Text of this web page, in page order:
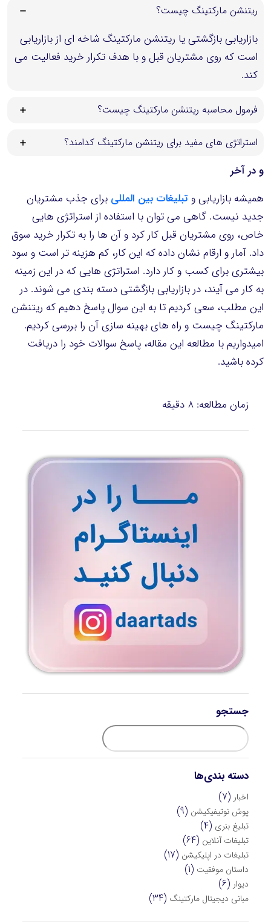
ریتنشن مارکتینگ چیست؟
بازاریابی بازگشتی یا ریتنشن مارکتینگ شاخه ای از بازاریابی
است که روی مشتریان قبل و با هدف تکرار خرید فعالیت می
کند.
فرمول محاسبه ریتنشن مارکتینگ چیست؟
استراتژی های مفید برای ریتنشن مارکتینگ کدامند؟
و در آخر
همیشه بازاریابی و تبلیغات بین المللی برای جذب مشتریان
جدید نیست. گاهی می توان با استفاده از استراتژی هایی
خاص، روی مشتریان قبل کار کرد و آن ها را به تکرار خرید سوق
داد. آمار و ارقام نشان داده که این کار، کم هزینه تر است و سود
بیشتری برای کسب و کار دارد. استراتژی هایی که در این زمینه
به کار می آیند، در بازاریابی بازگشتی دسته بندی می شوند. در
این مطلب، سعی کردیم تا به این سوال پاسخ دهیم که ریتنشن
مارکتینگ چیست و راه های بهینه سازی آن را بررسی کردیم.
امیدواریم با مطالعه این مقاله، پاسخ سوالات خود را دریافت
کرده باشید.
زمان مطالعه: 8 دقیقه
جستجو
دسته بندی‌ها
اخبار (7)
پوش نوتیفیکیشن (9)
تبلیغ بنری (4)
تبلیغات آنلاین (64)
تبلیغات در اپلیکیشن (17)
داستان موفقیت (1)
دیوار (6)
مبانی دیجیتال مارکتینگ (34)